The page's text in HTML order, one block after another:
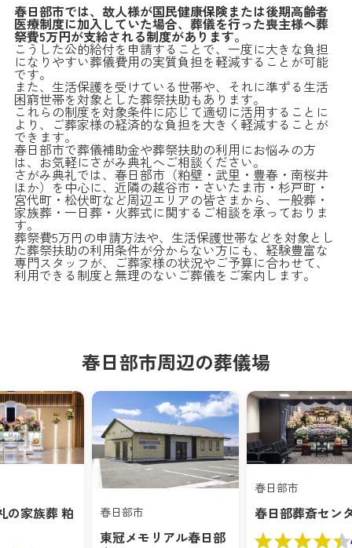
春日部市では、故人様が国民健康保険または後期高齢者
医療制度に加入していた場合、葬儀を行った喪主様へ葬
祭費5万円が支給される制度があります。
こうした公的給付を申請することで、一度に大きな負担
になりやすい葬儀費用の実質負担を軽減することが可能
です。
また、生活保護を受けている世帯や、それに準ずる生活
困窮世帯を対象とした葬祭扶助もあります。
これらの制度を対象条件に応じて適切に活用することに
より、ご葬家様の経済的な負担を大きく軽減することが
できます。
春日部市で葬儀補助金や葬祭扶助の利用にお悩みの方
は、お気軽にさがみ典礼へご相談ください。
さがみ典礼では、春日部市（粕壁・武里・豊春・南桜井
ほか）を中心に、近隣の越谷市・さいたま市・杉戸町・
宮代町・松伏町など周辺エリアの皆さまから、一般葬・
家族葬・一日葬・火葬式に関するご相談を承っておりま
す。
葬祭費5万円の申請方法や、生活保護世帯などを対象とし
た葬祭扶助の利用条件が分からない方にも、経験豊富な
専門スタッフが、ご葬家様の状況やご予算に合わせて、
利用できる制度と無理のないご葬儀をご案内します。
春日部市周辺の葬儀場
市
メモリアル春日部
春日部市
春日部葬斎センター
春日部市
埼葛斎場